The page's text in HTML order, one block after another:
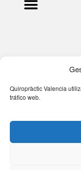
Quiropràctic Valencia
tráfico web.